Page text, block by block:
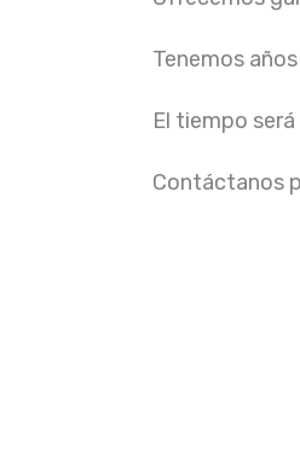
Tenemos
El tiempo
Contáctanos